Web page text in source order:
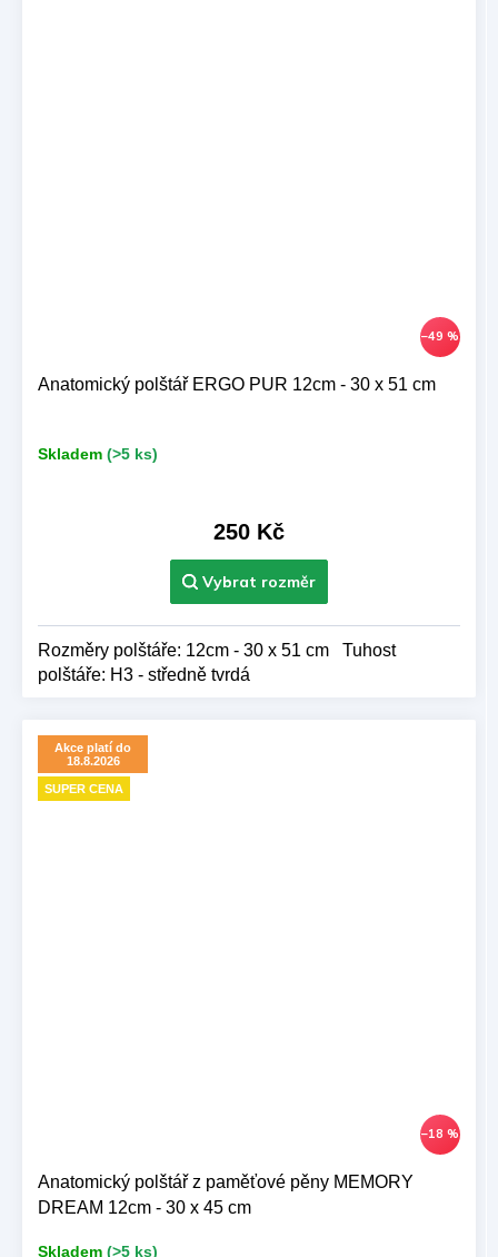
–49 %
Anatomický polštář ERGO PUR 12cm - 30 x 51 cm
Skladem (>5 ks)
250 Kč
Rozměry polštáře: 12cm - 30 x 51 cm Tuhost
polštáře: H3 - středně tvrdá
Akce platí do
18.8.2026
SUPER CENA
–18 %
Anatomický polštář z paměťové pěny MEMORY
DREAM 12cm - 30 x 45 cm
Skladem (>5 ks)